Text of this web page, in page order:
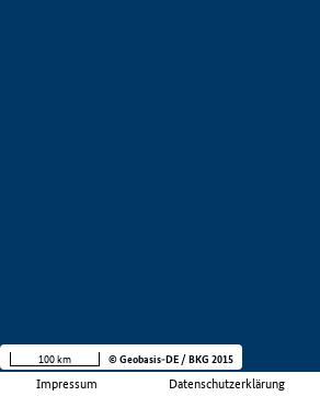
Impressum Datenschutzerklärung
100 km © Geobasis-DE / BKG 2015